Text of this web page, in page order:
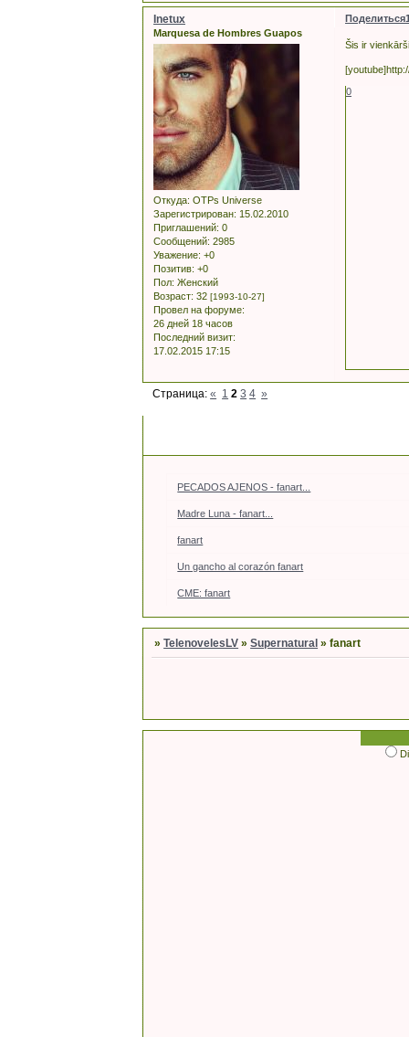
Поделиться
Inetux
Marquesa de Hombres Guapos
Откуда: OTPs Universe
Зарегистрирован: 15.02.2010
Приглашений: 0
Сообщений: 2985
Уважение: +0
Позитив: +0
Пол: Женский
Возраст: 32 [1993-10-27]
Провел на форуме:
26 дней 18 часов
Последний визит:
17.02.2015 17:15
Šis ir
0
Страница:« 1 2 3 4 »
PECADOS AJENOS - fanart...
Madre Luna - fanart...
fanart
Un gancho al corazón fanart
CME: fanart
»TelenovelesLV »Supernatural »fanart